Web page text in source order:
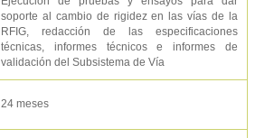
soporte al cambio de rigidez en las vías de la
RFIG, redacción de las especificaciones
técnicas, informes técnicos e informes de
validación del Subsistema de Vía
24 meses